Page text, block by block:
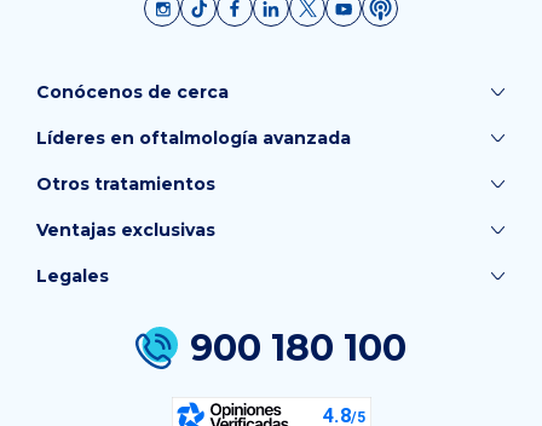
Conócenos de cerca
Líderes en oftalmología avanzada
Otros tratamientos
Ventajas exclusivas
900 180 100
Legales